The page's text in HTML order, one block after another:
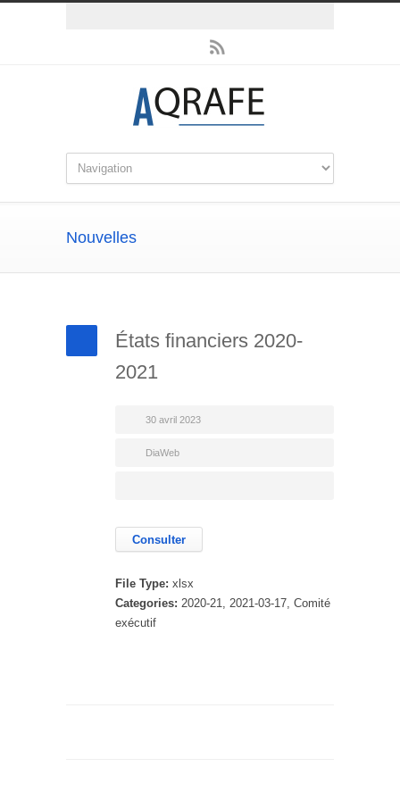
Nouvelles
États financiers 2020-
2021
30 avril 2023
DiaWeb
Consulter
File Type: xlsx
Categories: 2020-21, 2021-03-17, Comité
exécutif